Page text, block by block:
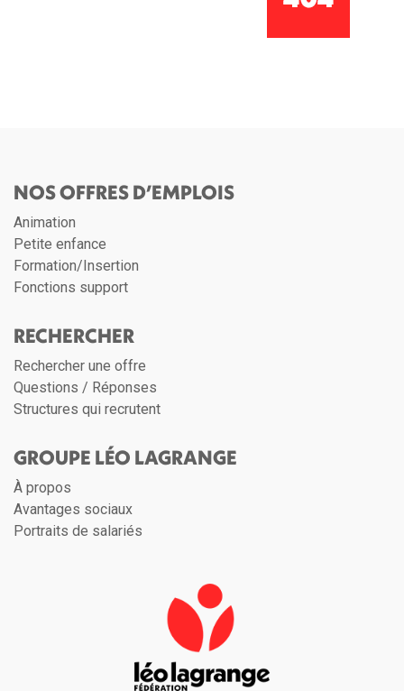
NOS OFFRES D’EMPLOIS
Animation
Petite enfance
Formation/Insertion
Fonctions support
RECHERCHER
Rechercher une offre
Questions / Réponses
Structures qui recrutent
GROUPE LÉO LAGRANGE
À propos
Avantages sociaux
Portraits de salariés